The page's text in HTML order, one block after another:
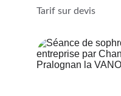
Tarif sur devis